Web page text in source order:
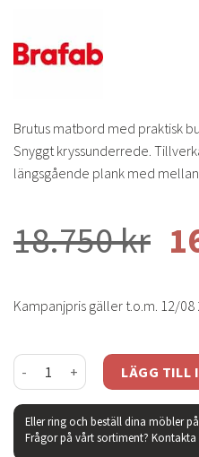
Brutus matbord med praktisk
Snyggt kryssunderrede.
längsgående plank med
18.750kr
Kampanjpris gäller t.o.m. 12/08
Brutus matbord med ilägg
LÄGG TILL
Eller ring och beställ dina möbler
Frågor på vårt sortiment?